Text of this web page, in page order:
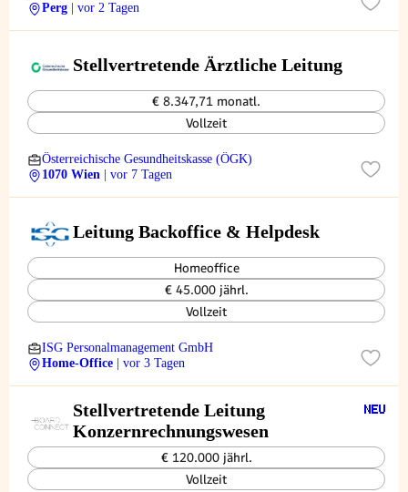
Perg
| vor 2 Tagen
Stellvertretende Ärztliche Leitung
€ 8.347,71 monatl.
Vollzeit
Österreichische Gesundheitskasse (ÖGK)
1070 Wien
| vor 7 Tagen
Leitung Backoffice & Helpdesk
Homeoffice
€ 45.000 jährl.
Vollzeit
ISG Personalmanagement GmbH
Home-Office
| vor 3 Tagen
Stellvertretende Leitung
Konzernrechnungswesen
€ 120.000 jährl.
Vollzeit